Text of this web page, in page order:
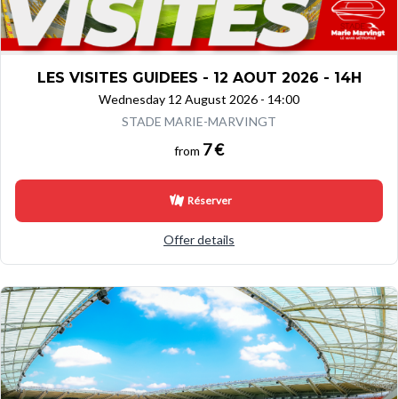
LES VISITES GUIDEES - 12 AOUT 2026 - 14H
Wednesday 12 August 2026 - 14:00
STADE MARIE-MARVINGT
from 7 €
Réserver
Offer details